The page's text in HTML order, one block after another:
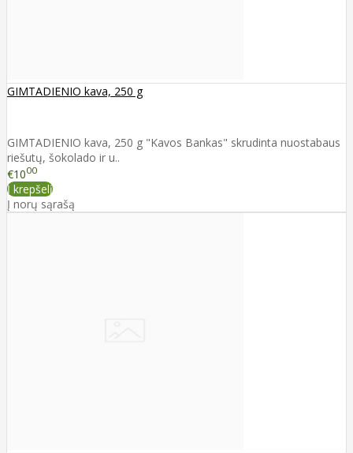
GIMTADIENIO kava, 250 g
GIMTADIENIO kava, 250 g "Kavos Bankas" skrudinta nuostabaus
riešutų, šokolado ir u..
€1000
Į krepšelį
Į norų sąrašą